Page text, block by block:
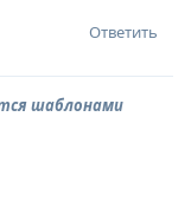
Ответить
шаблонами